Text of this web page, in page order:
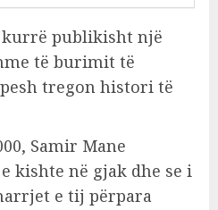
kurrë publikisht një
të burimit të
tregon histori të
Samir Mane
kishte në gjak dhe se i
e tij përpara